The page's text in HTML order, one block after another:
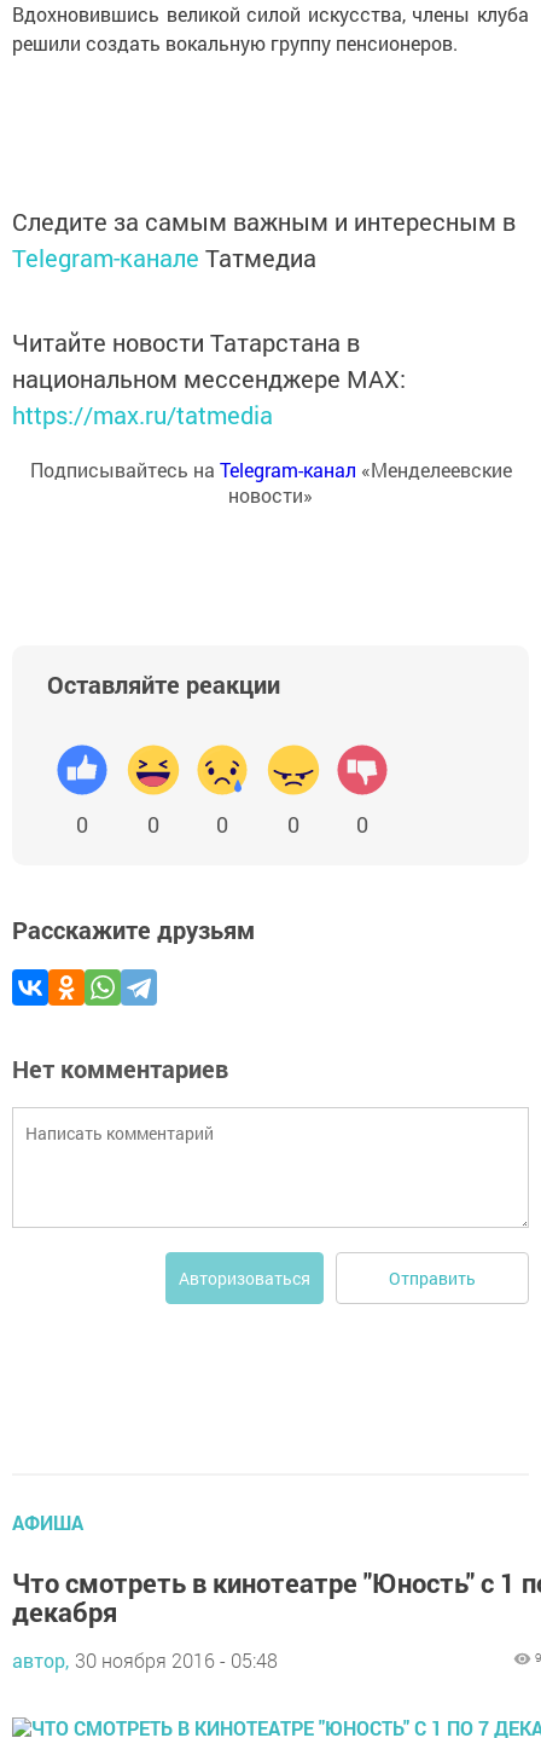
Вдохновившись великой силой искусства, члены клуба
решили создать вокальную группу пенсионеров.
Следите за самым важным и интересным в
Telegram-канале Татмедиа
Читайте новости Татарстана в
национальном мессенджере MАХ:
https://max.ru/tatmedia
Подписывайтесь на Telegram-канал «Менделеевские
новости»
Оставляйте реакции
0 0 0 0 0
Расскажите друзьям
Нет комментариев
Авторизоваться Отправить
АФИША
Что смотреть в кинотеатре "Юность" с 1
декабря
автор, 30 ноября 2016 - 05:48